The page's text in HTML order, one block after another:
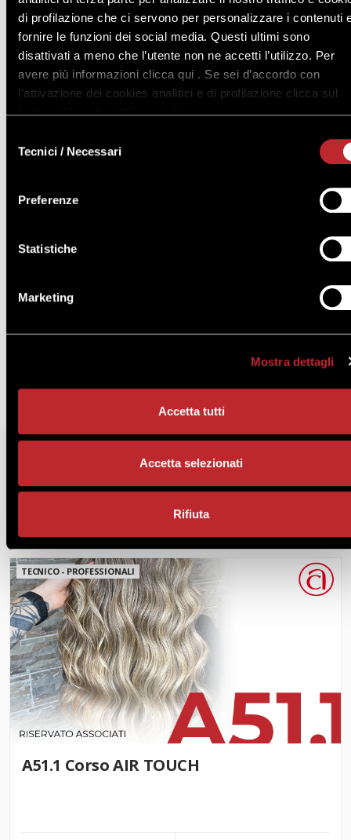
di profilazione che ci servono per personalizzare i contenuti
fornire le funzioni dei social media. Questi ultimi sono
disattivati a meno che l’utente non ne accetti l’utilizzo. Per
avere più informazioni clicca qui . Se sei d’accordo con
l’attivazione dei cookies analitici e di profilazione clicca sul
bottone “Accetta tutti” qui di fianco.
delTecnici / Necessari
Preferenze
Statistiche
Marketing
Mostra dettagli
Accetta tutti
Accetta selezionati
Rifiuta
Recapiti
Inserisci la tua richiesta
Corsi correlati
TECNICO - PROFESSIONALI
A51.1 Corso AIR TOUCH